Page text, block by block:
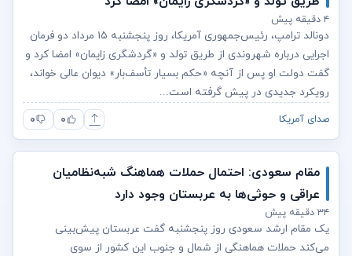
۴ دقیقه پیش
دونالد ترامپ، رئیس‌جمهوری آمریکا، روز پنجشنبه ۱۵ مرداد دو فرمان
اجرایی درباره شهروندی از طریق تولد و «گردشگری زایمان» امضا کرد و
گفت دولت او پس از آنچه «حکم بسیار تأسف‌بار» دیوان عالی خواند،
رویکرد جدیدی در پیش گرفته است...
صدای آمریکا ۰ ۰
مقام سعودی: احتمال حملات هماهنگ شبه‌نظامیان
عراقی و حوثی‌ها به عربستان وجود دارد
۳۴ دقیقه پیش
یک مقام ارشد سعودی روز پنجشنبه گفت عربستان پیش‌بینی
می‌کند حملات هماهنگی از شمال و جنوب این کشور از سوی